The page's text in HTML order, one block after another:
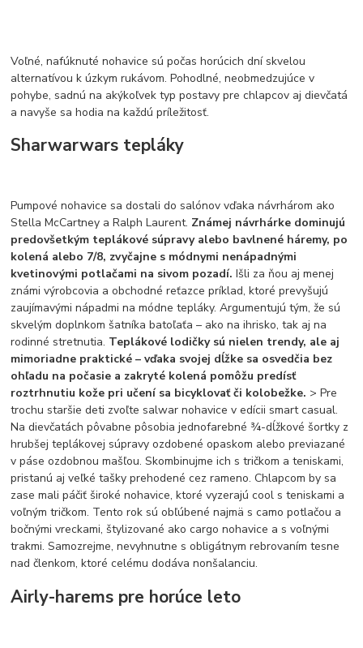
Voľné, nafúknuté nohavice sú počas horúcich dní skvelou
alternatívou k úzkym rukávom. Pohodlné, neobmedzujúce v
pohybe, sadnú na akýkoľvek typ postavy pre chlapcov aj dievčatá
a navyše sa hodia na každú príležitosť.
Sharwarwars tepláky
Pumpové nohavice sa dostali do salónov vďaka návrhárom ako
Stella McCartney a Ralph Laurent. Známej návrhárke dominujú
predovšetkým teplákové súpravy alebo bavlnené háremy, po
kolená alebo 7/8, zvyčajne s módnymi nenápadnými
kvetinovými potlačami na sivom pozadí. Išli za ňou aj menej
známi výrobcovia a obchodné reťazce príklad, ktoré prevyšujú
zaujímavými nápadmi na módne tepláky. Argumentujú tým, že sú
skvelým doplnkom šatníka batoľaťa – ako na ihrisko, tak aj na
rodinné stretnutia. Teplákové lodičky sú nielen trendy, ale aj
mimoriadne praktické – vďaka svojej dĺžke sa osvedčia bez
ohľadu na počasie a zakryté kolená pomôžu predísť
roztrhnutiu kože pri učení sa bicyklovať či kolobežke. > Pre
trochu staršie deti zvoľte salwar nohavice v edícii smart casual.
Na dievčatách pôvabne pôsobia jednofarebné ¾-dĺžkové šortky z
hrubšej teplákovej súpravy ozdobené opaskom alebo previazané
v páse ozdobnou mašľou. Skombinujme ich s tričkom a teniskami,
pristanú aj veľké tašky prehodené cez rameno. Chlapcom by sa
zase mali páčiť široké nohavice, ktoré vyzerajú cool s teniskami a
voľným tričkom. Tento rok sú obľúbené najmä s camo potlačou a
bočnými vreckami, štylizované ako cargo nohavice a s voľnými
trakmi. Samozrejme, nevyhnutne s obligátnym rebrovaním tesne
nad členkom, ktoré celému dodáva nonšalanciu.
Airly-harems pre horúce leto